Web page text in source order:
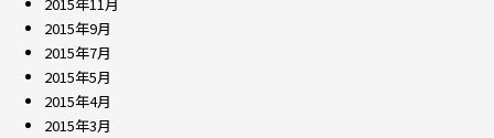
2015年9月
2015年7月
2015年5月
2015年4月
2015年3月